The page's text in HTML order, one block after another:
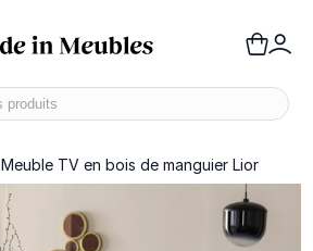
Meuble TV en bois de manguier Lior